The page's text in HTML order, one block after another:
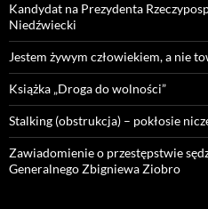
Kandydat na Prezydenta
Niedźwiecki
Jestem żywym człowiekiem, a nie
Książka „Droga do wolności”
Stalking (obstrukcja) – pokłosie
Zawiadomienie o przestępstwie
Generalnego Zbigniewa Ziobro